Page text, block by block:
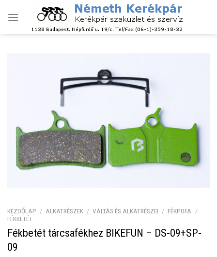
KEZDŐLAP / ALKATRÉSZEK / VÁLTÁS ÉS ALKATRÉSZEI / FÉKPOFA
/
FÉKBETÉT
Fékbetét tárcsafékhez BIKEFUN – DS-09+SP-
09